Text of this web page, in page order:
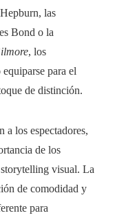
las
Bond o la
, los
para el
de distinción.
a los espectadores,
de los
visual. La
de comodidad y
para